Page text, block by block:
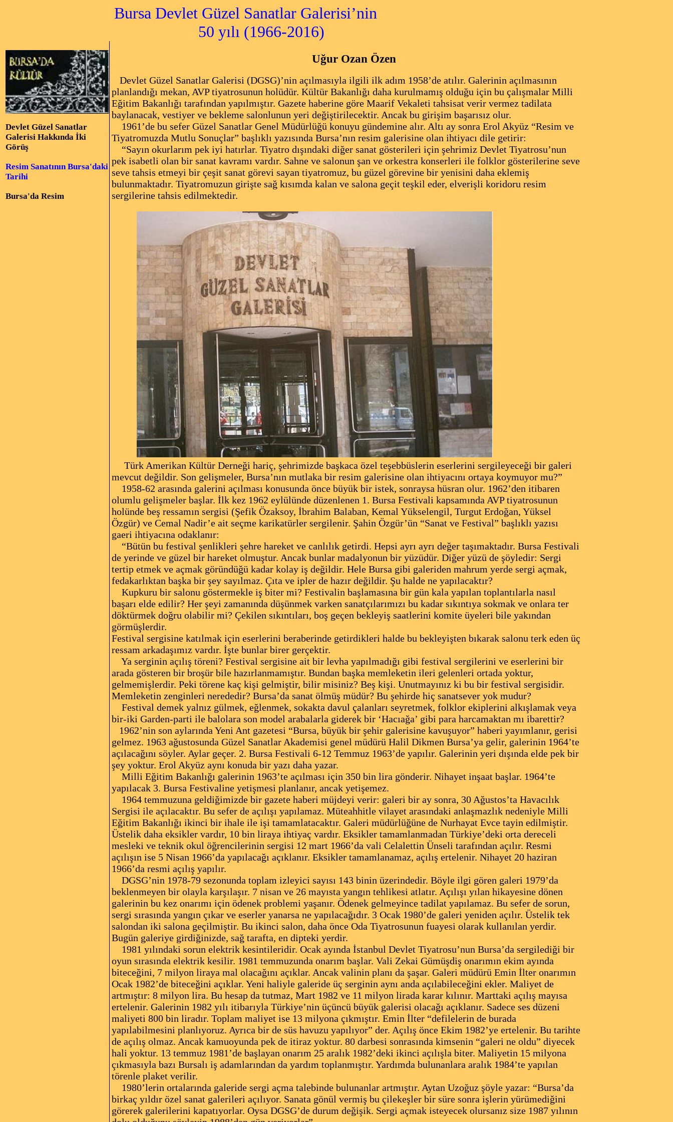
Bursa Devlet Güzel Sanatlar Galerisi’nin
50 yılı (1966-2016)
Devlet Güzel Sanatlar
Galerisi Hakkında İki
Görüş
Resim Sanatının Bursa'daki
Tarihi
Bursa'da Resim
Uğur Ozan Özen
Devlet Güzel Sanatlar Galerisi (DGSG)’nin açılmasıyla ilgili ilk adım 1958’de atılır. Galerinin açılmasının
planlandığı mekan, AVP tiyatrosunun holüdür. Kültür Bakanlığı daha kurulmamış olduğu için bu çalışmalar Milli
Eğitim Bakanlığı tarafından yapılmıştır. Gazete haberine göre Maarif Vekaleti tahsisat verir vermez tadilata
baylanacak, vestiyer ve bekleme salonlunun yeri değiştirilecektir. Ancak bu girişim başarısız olur.
1961’de bu sefer Güzel Sanatlar Genel Müdürlüğü konuyu gündemine alır. Altı ay sonra Erol Akyüz “Resim ve
Tiyatromuzda Mutlu Sonuçlar” başlıklı yazısında Bursa’nın resim galerisine olan ihtiyacı dile getirir:
“Sayın okurlarım pek iyi hatırlar. Tiyatro dışındaki diğer sanat gösterileri için şehrimiz Devlet Tiyatrosu’nun
pek isabetli olan bir sanat kavramı vardır. Sahne ve salonun şan ve orkestra konserleri ile folklor gösterilerine seve
seve tahsis etmeyi bir çeşit sanat görevi sayan tiyatromuz, bu güzel görevine bir yenisini daha eklemiş
bulunmaktadır. Tiyatromuzun girişte sağ kısımda kalan ve salona geçit teşkil eder, elverişli koridoru resim
sergilerine tahsis edilmektedir.
Türk Amerikan Kültür Derneği hariç, şehrimizde başkaca özel teşebbüslerin eserlerini sergileyeceği bir galeri
mevcut değildir. Son gelişmeler, Bursa’nın mutlaka bir resim galerisine olan ihtiyacını ortaya koymuyor mu?”
1958-62 arasında galerini açılması konusunda önce büyük bir istek, sonraysa hüsran olur. 1962’den itibaren
olumlu gelişmeler başlar. İlk kez 1962 eylülünde düzenlenen 1. Bursa Festivali kapsamında AVP tiyatrosunun
holünde beş ressamın sergisi (Şefik Özaksoy, İbrahim Balaban, Kemal Yükselengil, Turgut Erdoğan, Yüksel
Özgür) ve Cemal Nadir’e ait seçme karikatürler sergilenir. Şahin Özgür’ün “Sanat ve Festival” başlıklı yazısı
gaeri ihtiyacına odaklanır:
“Bütün bu festival şenlikleri şehre hareket ve canlılık getirdi. Hepsi ayrı ayrı değer taşımaktadır. Bursa Festivali
de yerinde ve güzel bir hareket olmuştur. Ancak bunlar madalyonun bir yüzüdür. Diğer yüzü de şöyledir: Sergi
tertip etmek ve açmak göründüğü kadar kolay iş değildir. Hele Bursa gibi galeriden mahrum yerde sergi açmak,
fedakarlıktan başka bir şey sayılmaz. Çıta ve ipler de hazır değildir. Şu halde ne yapılacaktır?
Kupkuru bir salonu göstermekle iş biter mi? Festivalin başlamasına bir gün kala yapılan toplantılarla nasıl
başarı elde edilir? Her şeyi zamanında düşünmek varken sanatçılarımızı bu kadar sıkıntıya sokmak ve onlara ter
döktürmek doğru olabilir mi? Çekilen sıkıntıları, boş geçen bekleyiş saatlerini komite üyeleri bile yakından
görmüşlerdir.
Festival sergisine katılmak için eserlerini beraberinde getirdikleri halde bu bekleyişten bıkarak salonu terk eden üç
ressam arkadaşımız vardır. İşte bunlar birer gerçektir.
Ya serginin açılış töreni? Festival sergisine ait bir levha yapılmadığı gibi festival sergilerini ve eserlerini bir
arada gösteren bir broşür bile hazırlanmamıştır. Bundan başka memleketin ileri gelenleri ortada yoktur,
gelmemişlerdir. Peki törene kaç kişi gelmiştir, bilir misiniz? Beş kişi. Unutmayınız ki bu bir festival sergisidir.
Memleketin zenginleri nerededir? Bursa’da sanat ölmüş müdür? Bu şehirde hiç sanatsever yok mudur?
Festival demek yalnız gülmek, eğlenmek, sokakta davul çalanları seyretmek, folklor ekiplerini alkışlamak veya
bir-iki Garden-parti ile balolara son model arabalarla giderek bir ‘Hacıağa’ gibi para harcamaktan mı ibarettir?
1962’nin son aylarında Yeni Ant gazetesi “Bursa, büyük bir şehir galerisine kavuşuyor” haberi yayımlanır, gerisi
gelmez. 1963 ağustosunda Güzel Sanatlar Akademisi genel müdürü Halil Dikmen Bursa’ya gelir, galerinin 1964’te
açılacağını söyler. Aylar geçer. 2. Bursa Festivali 6-12 Temmuz 1963’de yapılır. Galerinin yeri dışında elde pek bir
şey yoktur. Erol Akyüz aynı konuda bir yazı daha yazar.
Milli Eğitim Bakanlığı galerinin 1963’te açılması için 350 bin lira gönderir. Nihayet inşaat başlar. 1964’te
yapılacak 3. Bursa Festivaline yetişmesi planlanır, ancak yetişemez.
1964 temmuzuna geldiğimizde bir gazete haberi müjdeyi verir: galeri bir ay sonra, 30 Ağustos’ta Havacılık
Sergisi ile açılacaktır. Bu sefer de açılışı yapılamaz. Müteahhitle vilayet arasındaki anlaşmazlık nedeniyle Milli
Eğitim Bakanlığı ikinci bir ihale ile işi tamamlatacaktır. Galeri müdürlüğüne de Nurhayat Evce tayin edilmiştir.
Üstelik daha eksikler vardır, 10 bin liraya ihtiyaç vardır. Eksikler tamamlanmadan Türkiye’deki orta dereceli
mesleki ve teknik okul öğrencilerinin sergisi 12 mart 1966’da vali Celalettin Ünseli tarafından açılır. Resmi
açılışın ise 5 Nisan 1966’da yapılacağı açıklanır. Eksikler tamamlanamaz, açılış ertelenir. Nihayet 20 haziran
1966’da resmi açılış yapılır.
DGSG’nin 1978-79 sezonunda toplam izleyici sayısı 143 binin üzerindedir. Böyle ilgi gören galeri 1979’da
beklenmeyen bir olayla karşılaşır. 7 nisan ve 26 mayısta yangın tehlikesi atlatır. Açılışı yılan hikayesine dönen
galerinin bu kez onarımı için ödenek problemi yaşanır. Ödenek gelmeyince tadilat yapılamaz. Bu sefer de sorun,
sergi sırasında yangın çıkar ve eserler yanarsa ne yapılacağıdır. 3 Ocak 1980’de galeri yeniden açılır. Üstelik tek
salondan iki salona geçilmiştir. Bu ikinci salon, daha önce Oda Tiyatrosunun fuayesi olarak kullanılan yerdir.
Bugün galeriye girdiğinizde, sağ tarafta, en dipteki yerdir.
1981 yılındaki sorun elektrik kesintileridir. Ocak ayında İstanbul Devlet Tiyatrosu’nun Bursa’da sergilediği bir
oyun sırasında elektrik kesilir. 1981 temmuzunda onarım başlar. Vali Zekai Gümüşdiş onarımın ekim ayında
biteceğini, 7 milyon liraya mal olacağını açıklar. Ancak valinin planı da şaşar. Galeri müdürü Emin İlter onarımın
Ocak 1982’de biteceğini açıklar. Yeni haliyle galeride üç serginin aynı anda açılabileceğini ekler. Maliyet de
artmıştır: 8 milyon lira. Bu hesap da tutmaz, Mart 1982 ve 11 milyon lirada karar kılınır. Marttaki açılış mayısa
ertelenir. Galerinin 1982 yılı itibarıyla Türkiye’nin üçüncü büyük galerisi olacağı açıklanır. Sadece ses düzeni
maliyeti 800 bin liradır. Toplam maliyet ise 13 milyona çıkmıştır. Emin İlter “defilelerin de burada
yapılabilmesini planlıyoruz. Ayrıca bir de süs havuzu yapılıyor” der. Açılış önce Ekim 1982’ye ertelenir. Bu tarihte
de açılış olmaz. Ancak kamuoyunda pek de itiraz yoktur. 80 darbesi sonrasında kimsenin “galeri ne oldu” diyecek
hali yoktur. 13 temmuz 1981’de başlayan onarım 25 aralık 1982’deki ikinci açılışla biter. Maliyetin 15 milyona
çıkmasıyla bazı Bursalı iş adamlarından da yardım toplanmıştır. Yardımda bulunanlara aralık 1984’te yapılan
törenle plaket verilir.
1980’lerin ortalarında galeride sergi açma talebinde bulunanlar artmıştır. Aytan Uzoğuz şöyle yazar: “Bursa’da
birkaç yıldır özel sanat galerileri açılıyor. Sanata gönül vermiş bu çilekeşler bir süre sonra işlerin yürümediğini
görerek galerilerini kapatıyorlar. Oysa DGSG’de durum değişik. Sergi açmak isteyecek olursanız size 1987 yılının